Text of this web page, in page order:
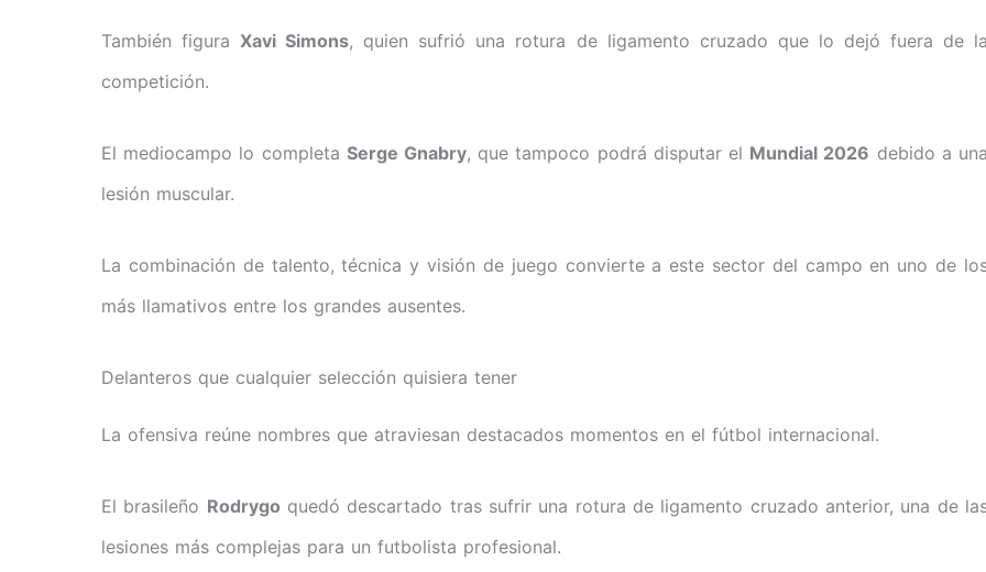
También figura Xavi Simons, quien sufrió una rotura de ligamento cruzado que lo dejó fuera de la
competición.
El mediocampo lo completa Serge Gnabry, que tampoco podrá disputar el Mundial 2026 debido a una
lesión muscular.
La combinación de talento, técnica y visión de juego convierte a este sector del campo en uno de
más llamativos entre los grandes ausentes.
Delanteros que cualquier selección quisiera tener
La ofensiva reúne nombres que atraviesan destacados momentos en el fútbol internacional.
El brasileño Rodrygo quedó descartado tras sufrir una rotura de ligamento cruzado anterior, una de
lesiones más complejas para un futbolista profesional.